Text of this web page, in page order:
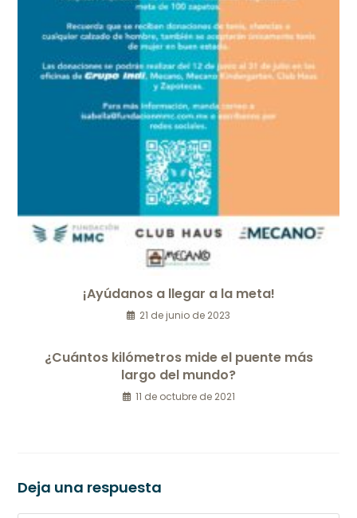
¡Ayúdanos a llegar a la meta!
21 de junio de 2023
¿Cuántos kilómetros mide el puente más
largo del mundo?
11 de octubre de 2021
Deja una respuesta